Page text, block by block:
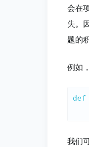
会在
失。
题的
例如
def
我们